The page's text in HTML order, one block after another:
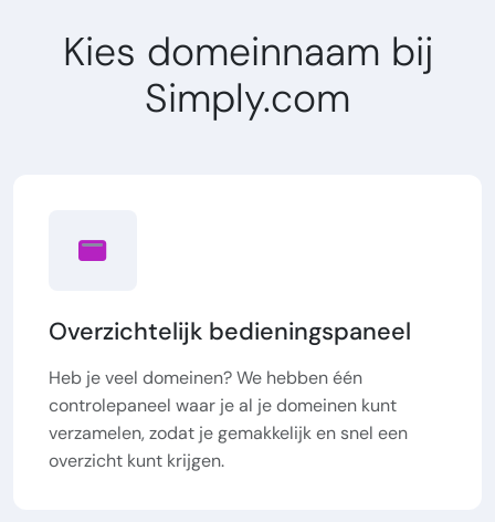
Kies domeinnaam bij
Simply.com
Overzichtelijk bedieningspaneel
Heb je veel domeinen? We hebben één
controlepaneel waar je al je domeinen kunt
verzamelen, zodat je gemakkelijk en snel een
overzicht kunt krijgen.